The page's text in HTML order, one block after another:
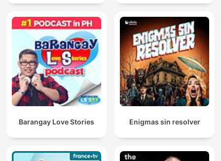
Barangay Love Stories Enigmas sin resolver